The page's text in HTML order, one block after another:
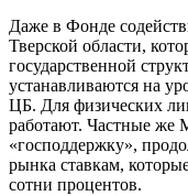
Даже в Фонде
Тверской области,
государственной
устанавливаются на
ЦБ. Для физических
работают. Частные
«господдержку»,
рынка ставкам,
сотни процентов.